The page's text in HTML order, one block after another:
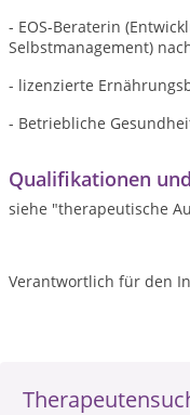
- EOS-Beraterin
Selbstmanagement)
- lizenzierte
- Betriebliche
Qualifikationen
siehe "therapeutische
Verantwortlich für den